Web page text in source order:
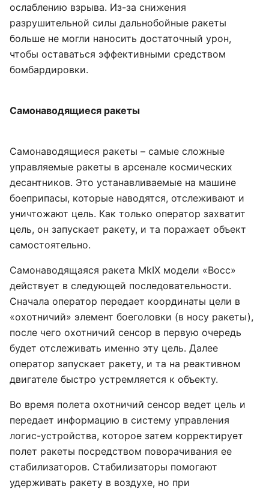
ослаблению взрыва. Из-за снижения
разрушительной силы дальнобойные ракеты
больше не могли наносить достаточный урон,
чтобы оставаться эффективными средством
бомбардировки.
Самонаводящиеся ракеты
Самонаводящиеся ракеты – самые сложные
управляемые ракеты в арсенале космических
десантников. Это устанавливаемые на машине
боеприпасы, которые наводятся, отслеживают и
уничтожают цель. Как только оператор захватит
цель, он запускает ракету, и та поражает объект
самостоятельно.
Самонаводящаяся ракета MkIX модели «Восс»
действует в следующей последовательности.
Сначала оператор передает координаты цели в
«охотничий» элемент боеголовки (в носу ракеты),
после чего охотничий сенсор в первую очередь
будет отслеживать именно эту цель. Далее
оператор запускает ракету, и та на реактивном
двигателе быстро устремляется к объекту.
Во время полета охотничий сенсор ведет цель и
передает информацию в систему управления
логис-устройства, которое затем корректирует
полет ракеты посредством поворачивания ее
стабилизаторов. Стабилизаторы помогают
удерживать ракету в воздухе, но при